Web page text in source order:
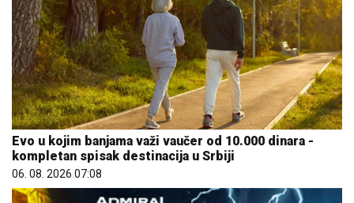
Evo u kojim banjama važi vaučer od 10.000 dinara -
kompletan spisak destinacija u Srbiji
06. 08. 2026 07:08